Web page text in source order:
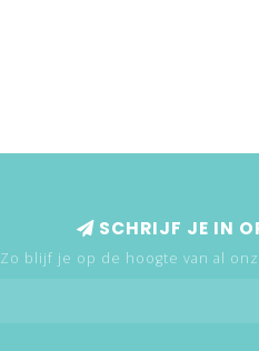
SCHRIJF JE IN
Zo blijf je op de hoogte van al